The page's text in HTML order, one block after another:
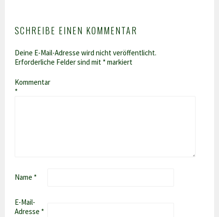
SCHREIBE EINEN KOMMENTAR
Deine E-Mail-Adresse wird nicht veröffentlicht.
Erforderliche Felder sind mit *markiert
Kommentar
*
Name *
E-Mail-
Adresse *